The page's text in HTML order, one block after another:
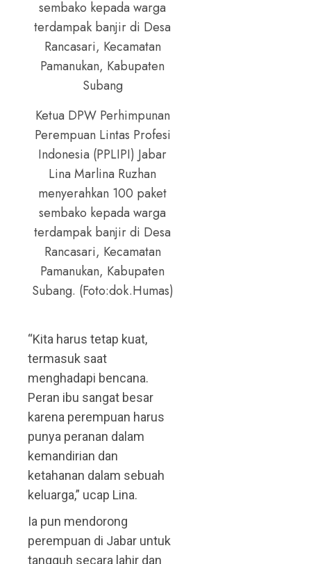
Ketua DPW Perhimpunan
Perempuan Lintas Profesi
Indonesia (PPLIPI) Jabar
Lina Marlina Ruzhan
menyerahkan 100 paket
sembako kepada warga
terdampak banjir di Desa
Rancasari, Kecamatan
Pamanukan, Kabupaten
Subang. (Foto:dok.Humas)
“Kita harus tetap kuat,
termasuk saat
menghadapi bencana.
Peran ibu sangat besar
karena perempuan harus
punya peranan dalam
kemandirian dan
ketahanan dalam sebuah
keluarga,” ucap Lina.
Ia pun mendorong
perempuan di Jabar untuk
tangguh secara lahir dan